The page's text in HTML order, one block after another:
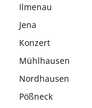
Ilmenau
Jena
Konzert
Mühlhausen
Nordhausen
Pößneck